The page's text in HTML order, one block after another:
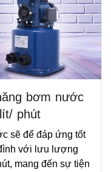
bơm nước
phút
sẽ để đáp ứng tốt
với lưu lượng
mang đến sự tiện